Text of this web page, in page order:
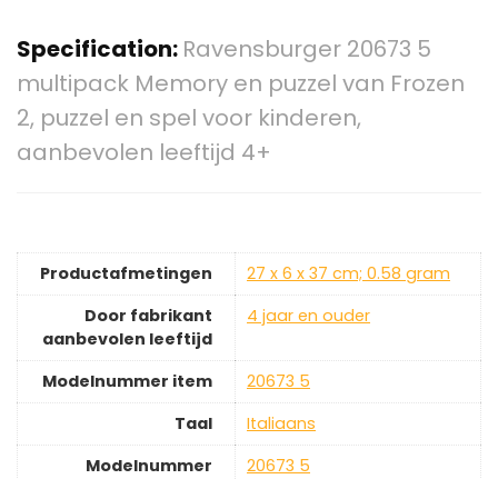
Specification: Ravensburger 20673 5
multipack Memory en puzzel van Frozen
2, puzzel en spel voor kinderen,
aanbevolen leeftijd 4+
Productafmetingen
‎27 x 6 x 37 cm; 0.58 gram
Door fabrikant
aanbevolen leeftijd
‎4 jaar en ouder
Modelnummer item
‎20673 5
Taal
‎Italiaans
Modelnummer
‎20673 5